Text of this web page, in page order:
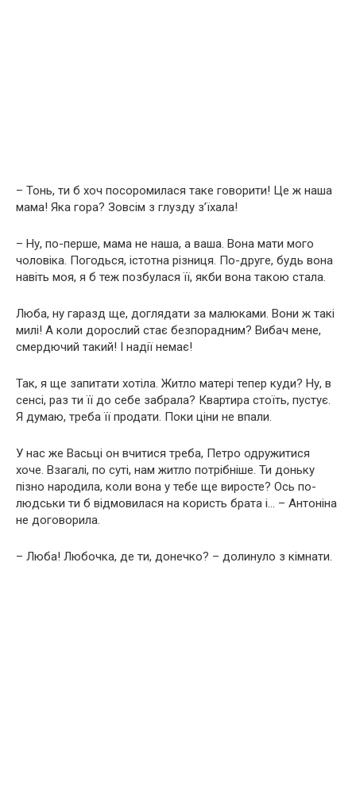
– Тонь, ти б хоч посоромилася таке говорити! Це ж наша
мама! Яка гора? Зовсім з глузду з’їхала!
– Ну, по-перше, мама не наша, а ваша. Вона мати мого
чоловіка. Погодься, істотна різниця. По-друге, будь вона
навіть моя, я б теж позбулася її, якби вона такою стала.
Люба, ну гаразд ще, доглядати за малюками. Вони ж такі
милі! А коли дорослий стає безпорадним? Вибач мене,
смердючий такий! І надії немає!
Так, я ще запитати хотіла. Житло матері тепер куди? Ну, в
сенсі, раз ти її до себе забрала? Квартира стоїть, пустує.
Я думаю, треба її продати. Поки ціни не впали.
У нас же Васьці он вчитися треба, Петро одружитися
хоче. Взагалі, по суті, нам житло потрібніше. Ти доньку
пізно народила, коли вона у тебе ще виросте? Ось по-
людськи ти б відмовилася на користь брата і… – Антоніна
не договорила.
– Люба! Любочка, де ти, донечко? – долинуло з кімнати.